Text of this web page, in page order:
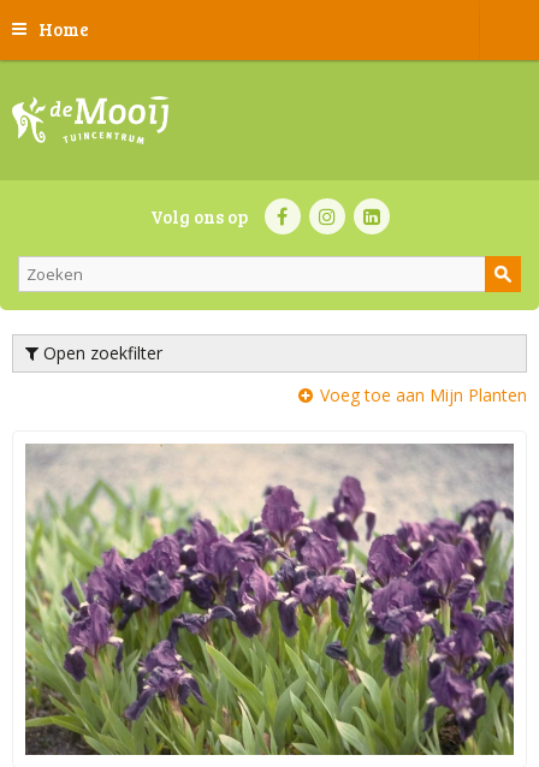
Home
Volg ons op
Open zoekfilter
Voeg toe aan Mijn Planten